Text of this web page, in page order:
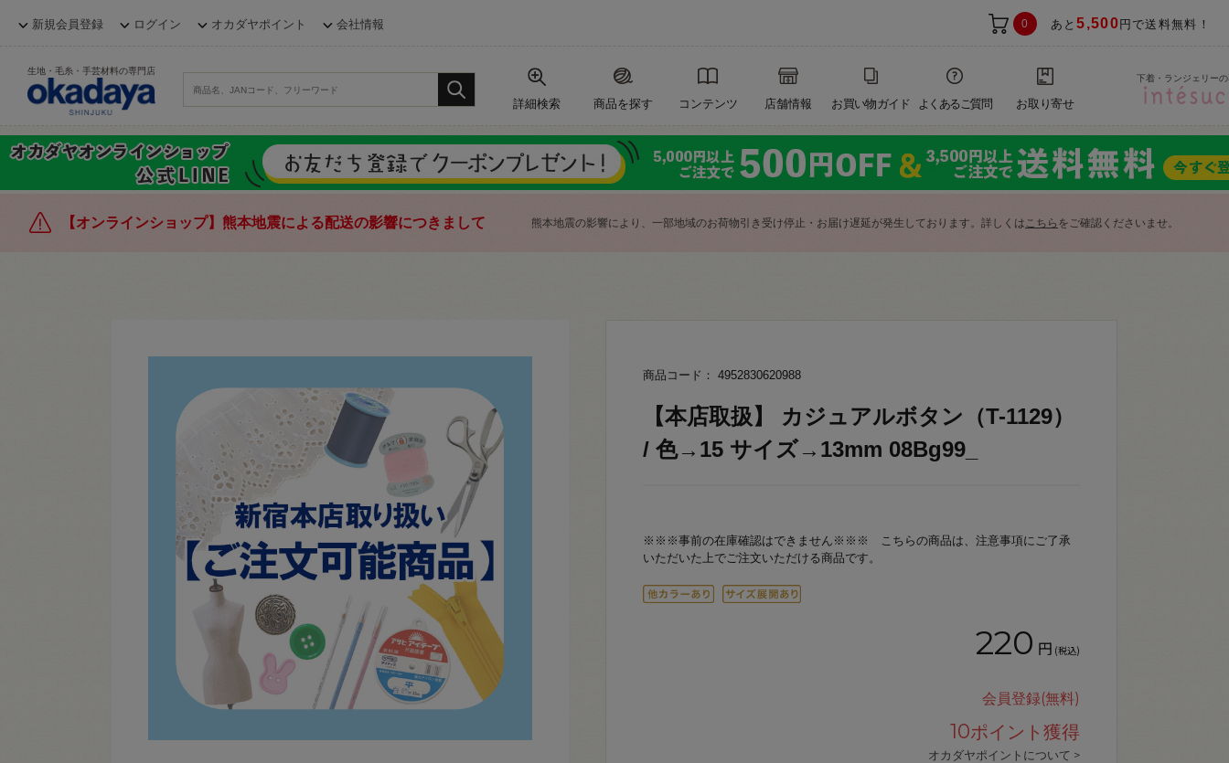
新規会員登録 ログイン オカダヤポイント 会社情報 0 あと5,500 円で送料無料！
生地・毛糸・手芸材料の専門店
詳細検索 商品を探す コンテンツ 店舗情報 お買い物ガイド よくあるご質問 お取り寄せ
下着・ランジェリー
【オンラインショップ】熊本地震による配送の影響につきまして 熊本地震の影響により、一部地域のお荷物引き受け停止・お届け遅延が発生しております。詳しくはこちら をご確認くださいませ。
商品コード： 4952830620988
【本店取扱】 カジュアルボタン（T-1129）
/ 色→15 サイズ→13mm 08Bg99_
※※※事前の在庫確認はできません※※※ こちらの商品は、注意事項にご了承
いただいた上でご注文いただける商品です。
220 円 (税込)
会員登録(無料)
10ポイント獲得
オカダヤポイントについて >